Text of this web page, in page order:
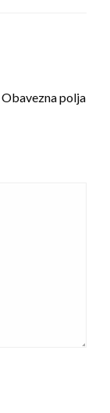
Obavezna polja